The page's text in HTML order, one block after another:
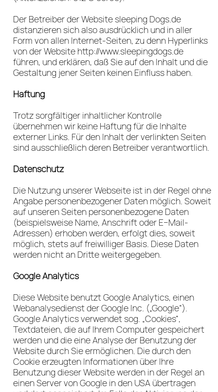
Der Betreiber der Website sleeping Dogs.de
distanzieren sich also ausdrücklich und in aller
Form von allen Internet-Seiten, zu denn Hyperlinks
von der Website http://www.sleepingdogs.de
führen, und erklären, daß Sie auf den Inhalt und die
Gestaltung jener Seiten keinen Einfluss haben.
Haftung
Trotz sorgfältiger inhaltlicher Kontrolle
übernehmen wir keine Haftung für die Inhalte
externer Links. Für den Inhalt der verlinkten Seiten
sind ausschließlich deren Betreiber verantwortlich.
Datenschutz
Die Nutzung unserer Webseite ist in der Regel ohne
Angabe personenbezogener Daten möglich. Soweit
auf unseren Seiten personenbezogene Daten
(beispielsweise Name, Anschrift oder E–Mail-
Adressen) erhoben werden, erfolgt dies, soweit
möglich, stets auf freiwilliger Basis. Diese Daten
werden nicht an Dritte weitergegeben.
Google Analytics
Diese Website benutzt Google Analytics, einen
Webanalysedienst der Google Inc. („Google“).
Google Analytics verwendet sog. „Cookies“,
Textdateien, die auf Ihrem Computer gespeichert
werden und die eine Analyse der Benutzung der
Website durch Sie ermöglichen. Die durch den
Cookie erzeugten Informationen über Ihre
Benutzung dieser Website werden in der Regel an
einen Server von Google in den USA übertragen